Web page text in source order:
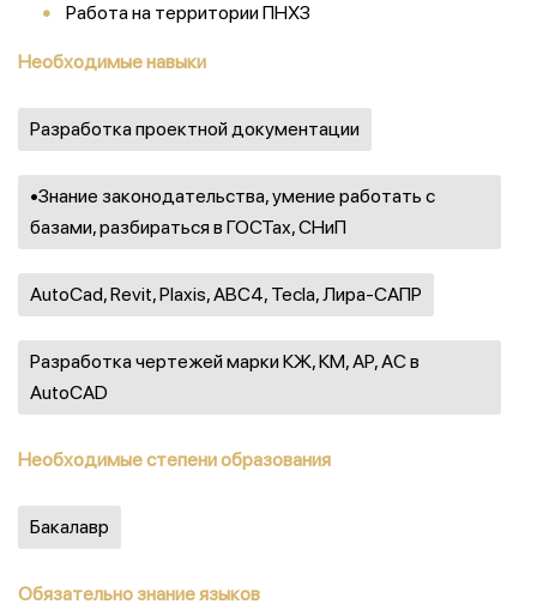
Работа на территории ПНХЗ
Необходимые навыки
Разработка проектной документации
•Знание законодательства, умение работать с
базами, разбираться в ГОСТах, СНиП
AutoCad, Revit, Plaxis, ABС4, Tecla, Лира-САПР
Разработка чертежей марки КЖ, КМ, АР, АС в
AutoCAD
Необходимые степени образования
Бакалавр
Обязательно знание языков